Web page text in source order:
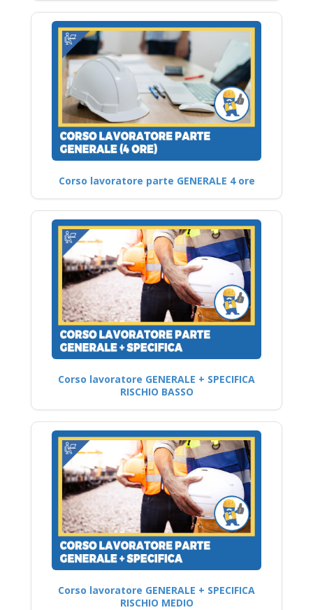
Corso lavoratore parte GENERALE 4 ore
Corso lavoratore GENERALE + SPECIFICA
RISCHIO BASSO
Corso lavoratore GENERALE + SPECIFICA
RISCHIO MEDIO